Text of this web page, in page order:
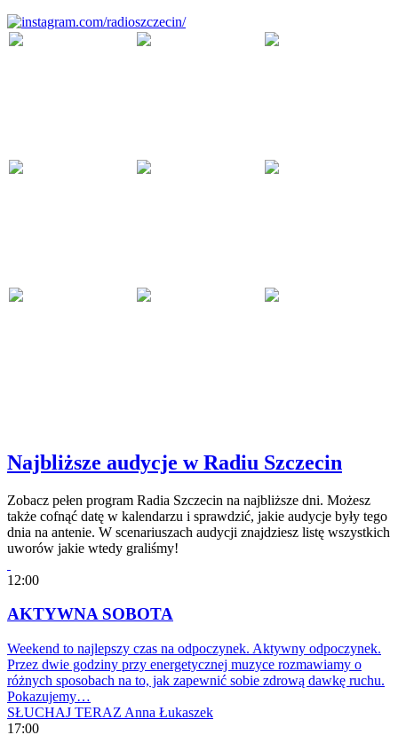
Najbliższe audycje w Radiu Szczecin
Zobacz pełen program Radia Szczecin na najbliższe dni. Możesz
także cofnąć datę w kalendarzu i sprawdzić, jakie audycje były tego
dnia na antenie. W scenariuszach audycji znajdziesz listę wszystkich
uworów jakie wtedy graliśmy!
12:00
AKTYWNA SOBOTA
Weekend to najlepszy czas na odpoczynek. Aktywny odpoczynek.
Przez dwie godziny przy energetycznej muzyce rozmawiamy o
różnych sposobach na to, jak zapewnić sobie zdrową dawkę ruchu.
Pokazujemy…
SŁUCHAJ TERAZ Anna Łukaszek
17:00